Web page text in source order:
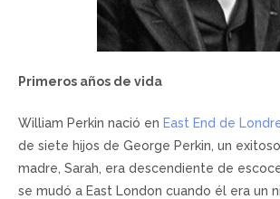
Primeros años de vida
William Perkin nació en East End de
de siete hijos de George Perkin, un
madre, Sarah, era descendiente de
se mudó a East London cuando él era un